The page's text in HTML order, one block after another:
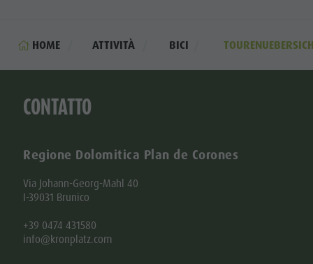
HOME ATTIVITÀ BICI
CONTATTO
Regione Dolomitica Plan de Corones
Via Johann-Georg-Mahl 40
I-39031 Brunico
+39 0474 431580
info@kronplatz.com